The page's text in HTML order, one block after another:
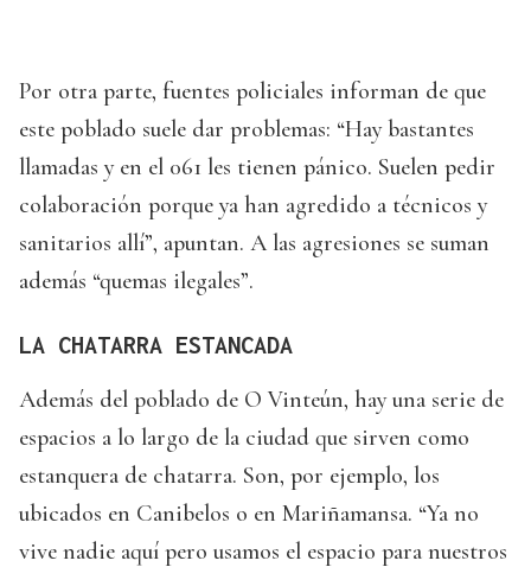
Por otra parte, fuentes policiales informan de que
este poblado suele dar problemas: “Hay bastantes
llamadas y en el 061 les tienen pánico. Suelen pedir
colaboración porque ya han agredido a técnicos y
sanitarios allí”, apuntan. A las agresiones se suman
además “quemas ilegales”.
LA CHATARRA ESTANCADA
Además del poblado de O Vinteún, hay una serie de
espacios a lo largo de la ciudad que sirven como
estanquera de chatarra. Son, por ejemplo, los
ubicados en Canibelos o en Mariñamansa. “Ya no
vive nadie aquí pero usamos el espacio para nuestros